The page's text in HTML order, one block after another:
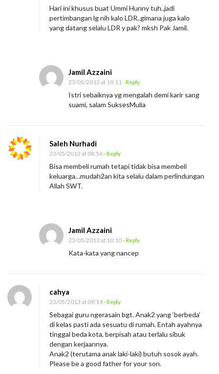
Hari ini khusus buat Ummi Hunny tuh..jadi
pertimbangan lg nih kalo LDR..gimana juga kalo
yang datang selalu LDR y pak? mksh Pak Jamil.
Jamil Azzaini
23/05/2013 at 10:11- Reply
Istri sebaiknya yg mengalah demi karir sang
suami, salam SuksesMulia
Saleh Nurhadi
23/05/2013 at 08:56- Reply
Bisa membeli rumah tetapi tidak bisa membeli
keluarga…mudah2an kita selalu dalam perlindungan
Allah SWT.
Jamil Azzaini
23/05/2013 at 10:10- Reply
Kata-kata yang nancep
cahya
23/05/2013 at 09:14- Reply
Sebagai guru ngerasain bgt. Anak2 yang ‘berbeda’
di kelas pasti ada sesuatu di rumah. Entah ayahnya
tinggal beda kota, berpisah atau terlalu sibuk
dengan kerjaannya.
Anak2 (terutama anak laki-laki) butuh sosok ayah.
Please be a good father for your son.